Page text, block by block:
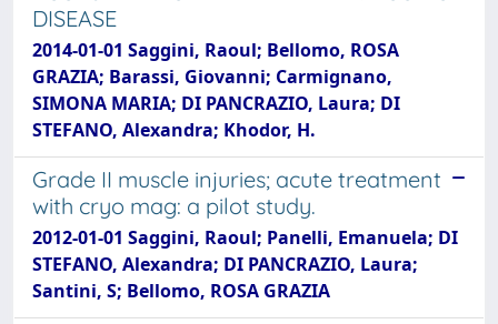
DISEASE
2014-01-01 Saggini, Raoul; Bellomo, ROSA
GRAZIA; Barassi, Giovanni; Carmignano,
SIMONA MARIA; DI PANCRAZIO, Laura; DI
STEFANO, Alexandra; Khodor, H.
Grade II muscle injuries; acute treatment
with cryo mag: a pilot study.
2012-01-01 Saggini, Raoul; Panelli, Emanuela; DI
STEFANO, Alexandra; DI PANCRAZIO, Laura;
Santini, S; Bellomo, ROSA GRAZIA